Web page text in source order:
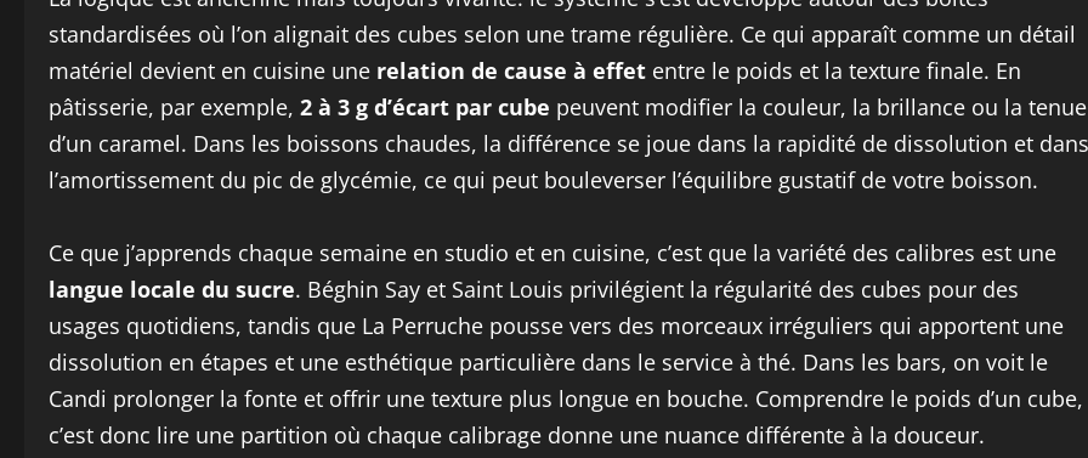
standardisées où l’on alignait des cubes selon une trame régulière. Ce qui apparaît comme un détail
matériel devient en cuisine une relation de cause à effet entre le poids et la texture finale. En
pâtisserie, par exemple, 2 à 3 g d’écart par cube peuvent modifier la couleur, la brillance ou la tenue
d’un caramel. Dans les boissons chaudes, la différence se joue dans la rapidité de dissolution et dans
l’amortissement du pic de glycémie, ce qui peut bouleverser l’équilibre gustatif de votre boisson.
Ce que j’apprends chaque semaine en studio et en cuisine, c’est que la variété des calibres est une
langue locale du sucre. Béghin Say et Saint Louis privilégient la régularité des cubes pour des
usages quotidiens, tandis que La Perruche pousse vers des morceaux irréguliers qui apportent une
dissolution en étapes et une esthétique particulière dans le service à thé. Dans les bars, on voit le
Candi prolonger la fonte et offrir une texture plus longue en bouche. Comprendre le poids d’un cube,
c’est donc lire une partition où chaque calibrage donne une nuance différente à la douceur.